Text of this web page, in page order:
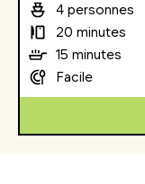
4 personnes
20 minutes
15 minutes
Facile